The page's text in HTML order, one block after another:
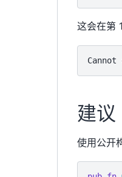
这会在第
建议
使用公开